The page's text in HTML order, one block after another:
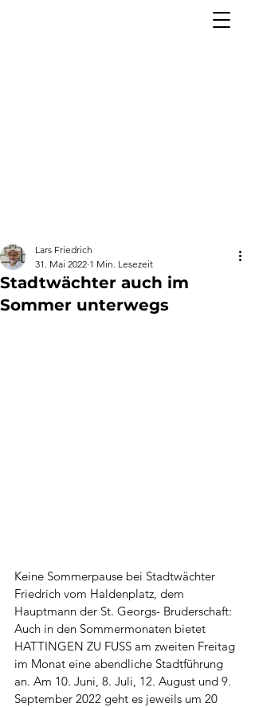
Stadtwächter auch im
Sommer unterwegs
Lars Friedrich
31. Mai 2022 1 Min. Lesezeit
Keine Sommerpause bei Stadtwächter
Friedrich vom Haldenplatz, dem
Hauptmann der St. Georgs- Bruderschaft:
Auch in den Sommermonaten bietet
HATTINGEN ZU FUSS am zweiten Freitag
im Monat eine abendliche Stadtführung
an. Am 10. Juni, 8. Juli, 12. August und 9.
September 2022 geht es jeweils um 20